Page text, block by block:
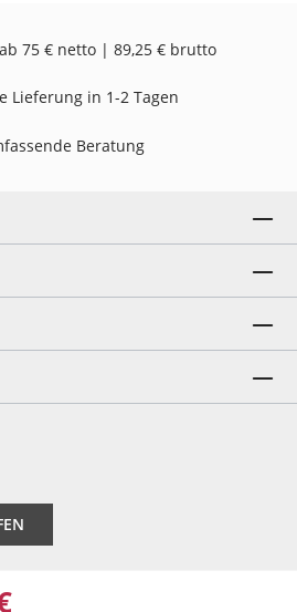
75 € netto | 89,25 € brutto
Lieferung in 1-2 Tagen
Beratung